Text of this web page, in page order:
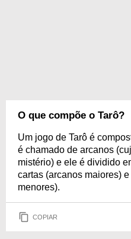
O que compõe o Tarô?
Um jogo de Tarô é
é chamado de arcanos
mistério) e ele é dividido
cartas (arcanos maiores)
menores).
COPIAR